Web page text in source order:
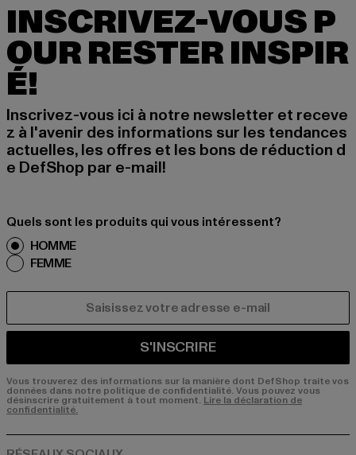
INSCRIVEZ-VOUS P
OUR RESTER INSPIR
É!
Inscrivez-vous ici à notre newsletter et receve
z à l'avenir des informations sur les tendances
actuelles, les offres et les bons de réduction d
e DefShop par e-mail!
Quels sont les produits qui vous intéressent?
HOMME
FEMME
S'INSCRIRE
Vous trouverez des informations sur la manière dont DefShop traite vos
données dans notre politique de confidentialité. Vous pouvez vous
désinscrire gratuitement à tout moment. Lire la déclaration de
confidentialité.